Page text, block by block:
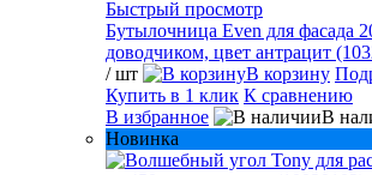
Быстрый просмотр
Бутылочница Even для фасада
доводчиком, цвет антрацит
/ шт
В корзину
Купить в 1 клик К сравнению
В избранное
В
Новинка